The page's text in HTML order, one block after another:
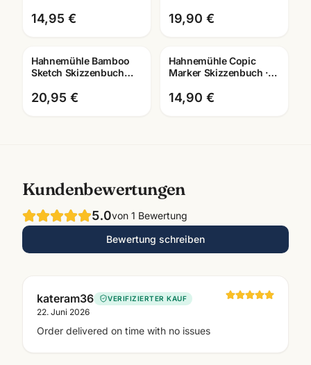
Zeichenpapier
14,95 €
Zeichenpapier ·
Künstlerbedarf Ma
19,90 €
Hahnemühle Bamboo
Sketch Skizzenbuch
A4/A5 · Künstlerbedarf
20,95 €
Hahnemühle Copic
Marker Skizzenbuch ·
A4/A5 · Mannheim
14,90 €
Kundenbewertungen
5.0von 1 Bewertung
Bewertung schreiben
kateram36 VERIFIZIERTER KAUF
22. Juni 2026
Order delivered on time with no issues